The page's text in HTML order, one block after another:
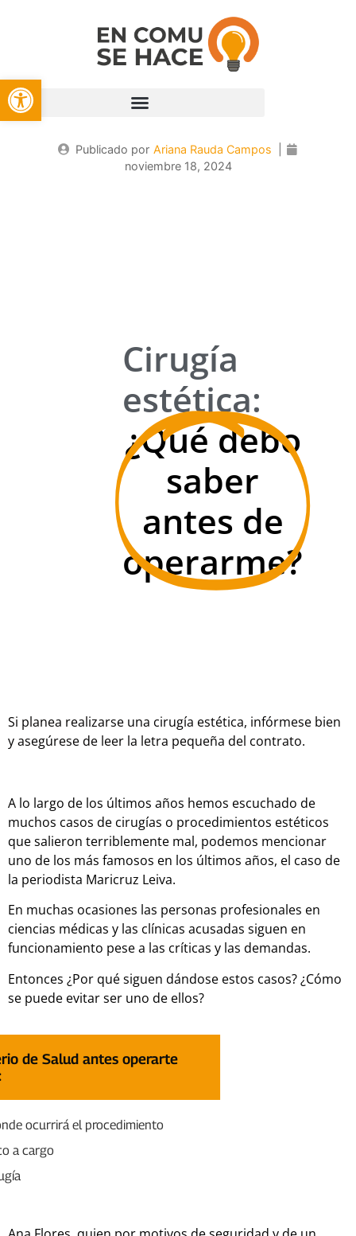
Open toolbar
Publicado por Ariana Rauda Campos
noviembre 18, 2024
Cirugía
estética:
¿Qué debo
saber
antes de
operarme?
Si planea realizarse una cirugía estética, infórmese bien
y asegúrese de leer la letra pequeña del contrato.
A lo largo de los últimos años hemos escuchado de
muchos casos de cirugías o procedimientos estéticos
que salieron terriblemente mal, podemos mencionar
uno de los más famosos en los últimos años, el caso de
la periodista Maricruz Leiva.
En muchas ocasiones las personas profesionales en
ciencias médicas y las clínicas acusadas siguen en
funcionamiento pese a las críticas y las demandas.
Entonces ¿Por qué siguen dándose estos casos? ¿Cómo
se puede evitar ser uno de ellos?
de Salud antes operarte
ocurrirá el procedimiento
a cargo